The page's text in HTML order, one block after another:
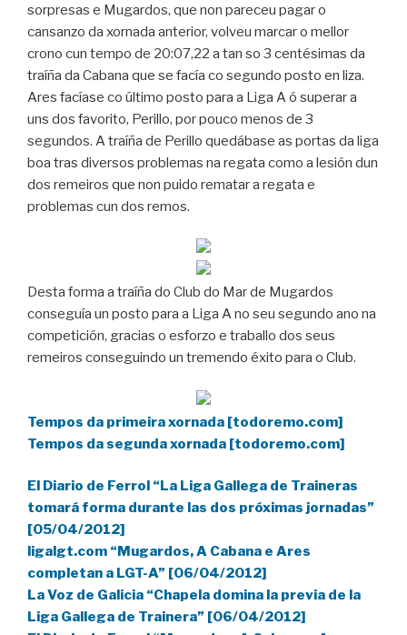
sorpresas e Mugardos, que non pareceu pagar o
cansanzo da xornada anterior, volveu marcar o mellor
crono cun tempo de 20:07,22 a tan so 3 centésimas da
traíña da Cabana que se facía co segundo posto en liza.
Ares facíase co último posto para a Liga A ó superar a
uns dos favorito, Perillo, por pouco menos de 3
segundos. A traíña de Perillo quedábase as portas da liga
boa tras diversos problemas na regata como a lesión dun
dos remeiros que non puido rematar a regata e
problemas cun dos remos.
Desta forma a traíña do Club do Mar de Mugardos
conseguía un posto para a Liga A no seu segundo ano na
competición, gracias o esforzo e traballo dos seus
remeiros conseguindo un tremendo éxito para o Club.
Tempos da primeira xornada [todoremo.com]
Tempos da segunda xornada [todoremo.com]
El Diario de Ferrol “La Liga Gallega de Traineras
tomará forma durante las dos próximas jornadas”
[05/04/2012]
ligalgt.com “Mugardos, A Cabana e Ares
completan a LGT-A” [06/04/2012]
La Voz de Galicia “Chapela domina la previa de la
Liga Gallega de Trainera” [06/04/2012]